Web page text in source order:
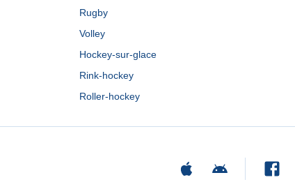
Rugby
Volley
Hockey-sur-glace
Rink-hockey
Roller-hockey